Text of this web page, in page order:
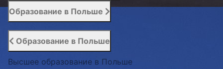
Образование в Польше
Образование в Польше
Высшее образование в Польше